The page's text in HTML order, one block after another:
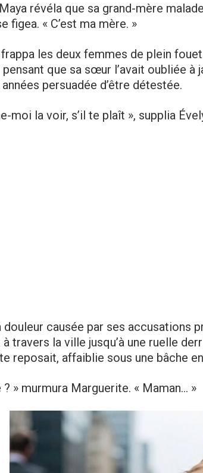
révéla que sa grand-mère
figea. « C’est ma mère. »
les deux femmes de plein
que sa sœur l’avait oubliée à
persuadée d’être détestée.
moi la voir, s’il te plaît », supplia
douleur causée par ses accusations
travers la ville jusqu’à une ruelle
reposait, affaiblie sous une bâche
? » murmura Marguerite. « Maman… »